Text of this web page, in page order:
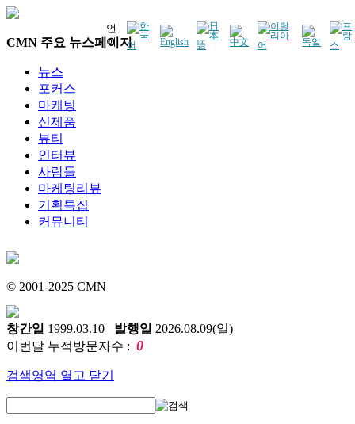
언
어
CMN 주요 뉴스페이지
뉴스
포커스
마케팅
신제품
뷰티
인터뷰
사람들
마케팅리뷰
기획특집
커뮤니티
© 2001-2025 CMN
창간일 1999.03.10 발행일 2026.08.09(일)
이번달 누적방문자수 : 0
검색영역 열고 닫기